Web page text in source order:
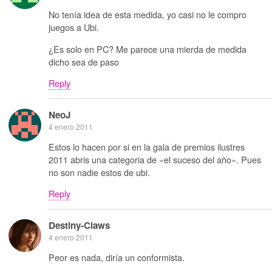
No tenía idea de esta medida, yo casi no le compro
juegos a Ubi.
¿Es solo en PC? Me parece una mierda de medida
dicho sea de paso
Reply
NeoJ
4 enero 2011
Estos lo hacen por si en la gala de premios ilustres
2011 abris una categoria de «el suceso del año». Pues
no son nadie estos de ubi.
Reply
Destiny-Claws
4 enero 2011
Peor es nada, diría un conformista.